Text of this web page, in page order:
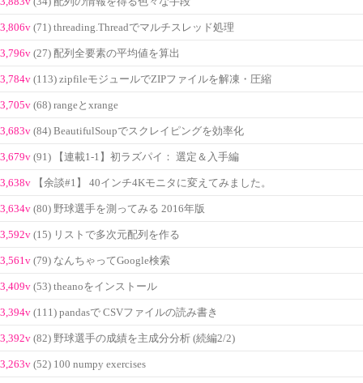
3,806v (71) threading.Threadでマルチスレッド処理
3,796v (27) 配列全要素の平均値を算出
3,784v (113) zipfileモジュールでZIPファイルを解凍・圧縮
3,705v (68) rangeとxrange
3,683v (84) BeautifulSoupでスクレイピングを効率化
3,679v (91) 【連載1-1】初ラズパイ： 選定＆入手編
3,638v 【余談#1】 40インチ4Kモニタに変えてみました。
3,634v (80) 野球選手を測ってみる 2016年版
3,592v (15) リストで多次元配列を作る
3,561v (79) なんちゃってGoogle検索
3,409v (53) theanoをインストール
3,394v (111) pandasで CSVファイルの読み書き
3,392v (82) 野球選手の成績を主成分分析 (続編2/2)
3,263v (52) 100 numpy exercises